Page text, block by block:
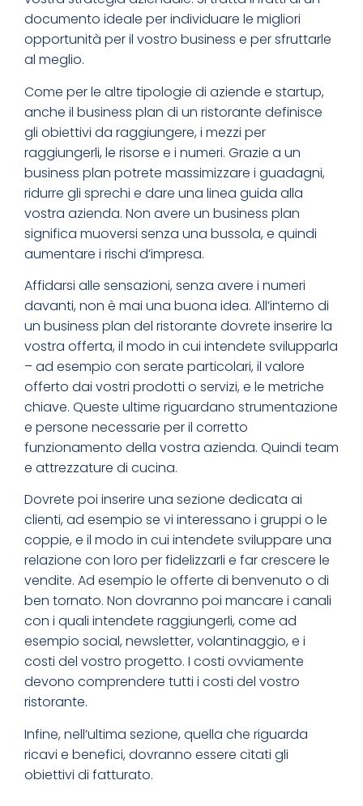
documento ideale per individuare le migliori
opportunità per il vostro business e per sfruttarle
al meglio.
Come per le altre tipologie di aziende e startup,
anche il business plan di un ristorante definisce
gli obiettivi da raggiungere, i mezzi per
raggiungerli, le risorse e i numeri. Grazie a un
business plan potrete massimizzare i guadagni,
ridurre gli sprechi e dare una linea guida alla
vostra azienda. Non avere un business plan
significa muoversi senza una bussola, e quindi
aumentare i rischi d’impresa.
Affidarsi alle sensazioni, senza avere i numeri
davanti, non è mai una buona idea. All’interno di
un business plan del ristorante dovrete inserire la
vostra offerta, il modo in cui intendete svilupparla
– ad esempio con serate particolari, il valore
offerto dai vostri prodotti o servizi, e le metriche
chiave. Queste ultime riguardano strumentazione
e persone necessarie per il corretto
funzionamento della vostra azienda. Quindi team
e attrezzature di cucina.
Dovrete poi inserire una sezione dedicata ai
clienti, ad esempio se vi interessano i gruppi o le
coppie, e il modo in cui intendete sviluppare una
relazione con loro per fidelizzarli e far crescere le
vendite. Ad esempio le offerte di benvenuto o di
ben tornato. Non dovranno poi mancare i canali
con i quali intendete raggiungerli, come ad
esempio social, newsletter, volantinaggio, e i
costi del vostro progetto. I costi ovviamente
devono comprendere tutti i costi del vostro
ristorante.
Infine, nell’ultima sezione, quella che riguarda
ricavi e benefici, dovranno essere citati gli
obiettivi di fatturato.